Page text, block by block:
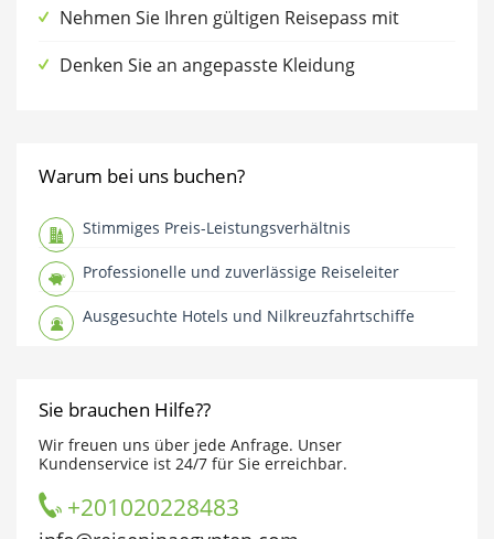
Nehmen Sie Ihren gültigen Reisepass mit
Denken Sie an angepasste Kleidung
Warum bei uns buchen?
Stimmiges Preis-Leistungsverhältnis
Professionelle und zuverlässige Reiseleiter
Ausgesuchte Hotels und Nilkreuzfahrtschiffe
Sie brauchen Hilfe??
Wir freuen uns über jede Anfrage. Unser
Kundenservice ist 24/7 für Sie erreichbar.
+201020228483